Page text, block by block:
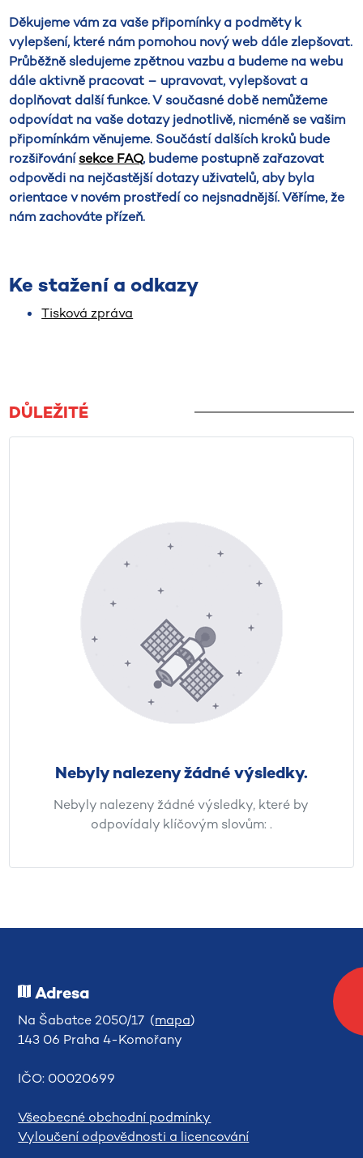
Děkujeme vám za vaše připomínky a podměty k
vylepšení, které nám pomohou nový web dále zlepšovat.
Průběžně sledujeme zpětnou vazbu a budeme na webu
dále aktivně pracovat – upravovat, vylepšovat a
doplňovat další funkce. V současné době nemůžeme
odpovídat na vaše dotazy jednotlivě, nicméně se vašim
připomínkám věnujeme. Součástí dalších kroků bude
rozšiřovánísekce FAQ, budeme postupně zařazovat
odpovědi na nejčastější dotazy uživatelů, aby byla
orientace v novém prostředí co nejsnadnější. Věříme, že
nám zachováte přízeň.
Ke stažení a odkazy
Tisková zpráva
DŮLEŽITÉ
Nebyly nalezeny žádné výsledky.
Nebyly nalezeny žádné výsledky, které by
odpovídaly klíčovým slovům: .
Adresa
Na Šabatce 2050/17 (mapa)
143 06 Praha 4-Komořany
IČO: 00020699
Všeobecné obchodní podmínky
Vyloučení odpovědnosti a licencování